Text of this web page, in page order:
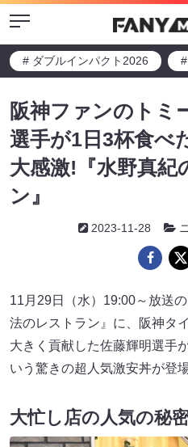
Menu
# ダブルインパクト2026
阪神ファンのトミ
選手が1日3杯食べ
大感激!『水野真紀
ン』
2023-11-28
11月29日（水）19:00～放送
法のレストラン』に、阪神タ
大きく貢献した佐藤輝明選手
いう驚きの超人気激安丼が登
大忙し店の人気の秘密